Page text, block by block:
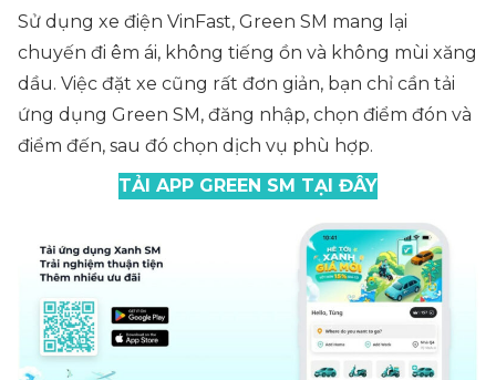
Sử dụng xe điện VinFast, Green SM mang lại
chuyến đi êm ái, không tiếng ồn và không mùi xăng
dầu. Việc đặt xe cũng rất đơn giản, bạn chỉ cần tải
ứng dụng Green SM, đăng nhập, chọn điểm đón và
điểm đến, sau đó chọn dịch vụ phù hợp.
TẢI APP GREEN SM TẠI ĐÂY